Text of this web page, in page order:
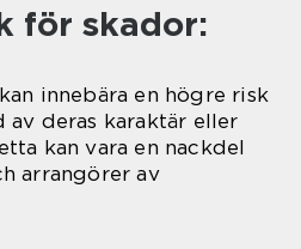
för skador:
innebära en högre risk
deras karaktär eller
kan vara en nackdel
arrangörer av